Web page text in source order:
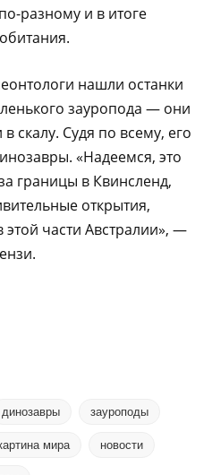
разному и в итоге
нашли останки
зауропода — они
скалу. Судя по всему, его
«Надеемся, это
границы в Квинсленд,
открытия,
части Австралии», —
динозавры зауроподы
мира новости